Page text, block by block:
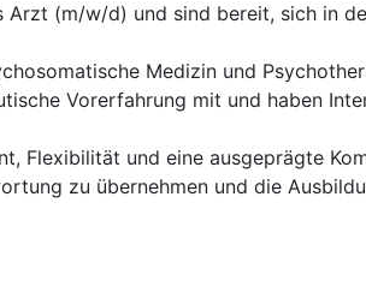
(m/w/d) und sind bereit, sich in
Medizin und
Vorerfahrung mit und haben
Flexibilität und eine ausgeprägte
zu übernehmen und die